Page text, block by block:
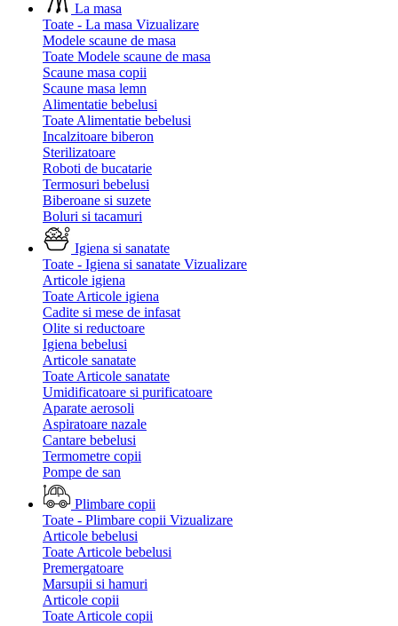
La masa
Toate - La masa Vizualizare
Modele scaune de masa
Toate Modele scaune de masa
Scaune masa copii
Scaune masa lemn
Alimentatie bebelusi
Toate Alimentatie bebelusi
Incalzitoare biberon
Sterilizatoare
Roboti de bucatarie
Termosuri bebelusi
Biberoane si suzete
Boluri si tacamuri
Igiena si sanatate
Toate - Igiena si sanatate Vizualizare
Articole igiena
Toate Articole igiena
Cadite si mese de infasat
Olite si reductoare
Igiena bebelusi
Articole sanatate
Toate Articole sanatate
Umidificatoare si purificatoare
Aparate aerosoli
Aspiratoare nazale
Cantare bebelusi
Termometre copii
Pompe de san
Plimbare copii
Toate - Plimbare copii Vizualizare
Articole bebelusi
Toate Articole bebelusi
Premergatoare
Marsupii si hamuri
Articole copii
Toate Articole copii